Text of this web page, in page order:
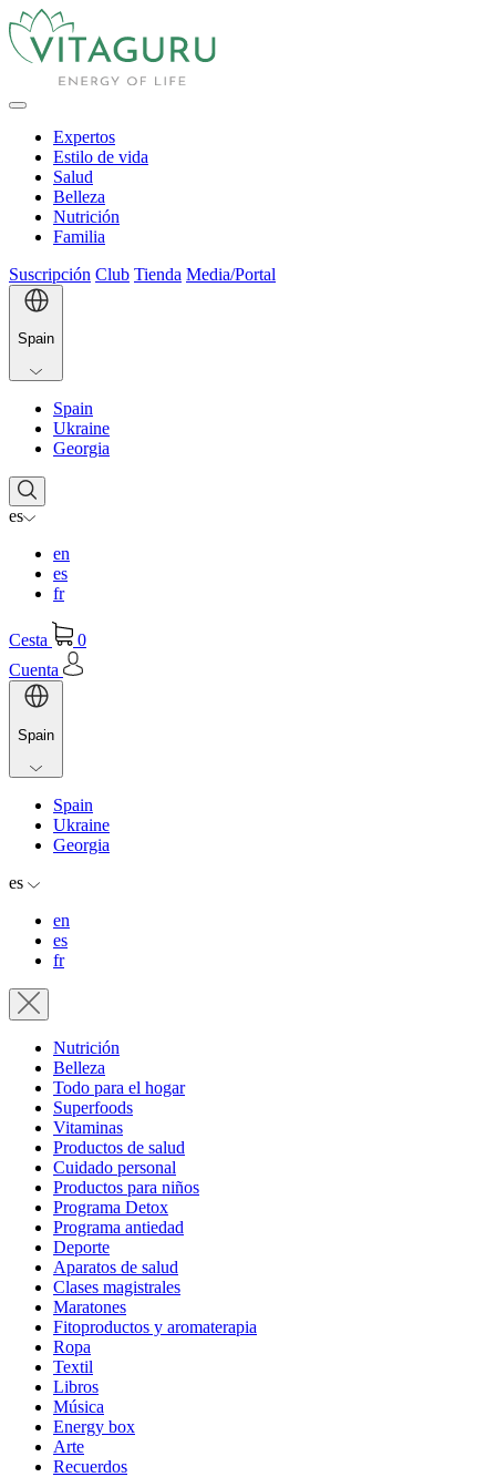
Expertos
Estilo de vida
Salud
Belleza
Nutrición
Familia
Suscripción Club Tienda Media/Portal
Spain
Spain
Ukraine
Georgia
es
en
es
fr
Cesta
0
Cuenta
Spain
Spain
Ukraine
Georgia
es
en
es
fr
Nutrición
Belleza
Todo para el hogar
Superfoods
Vitaminas
Productos de salud
Cuidado personal
Productos para niños
Programa Detox
Programa antiedad
Deporte
Aparatos de salud
Clases magistrales
Maratones
Fitoproductos y aromaterapia
Ropa
Textil
Libros
Música
Energy box
Arte
Recuerdos